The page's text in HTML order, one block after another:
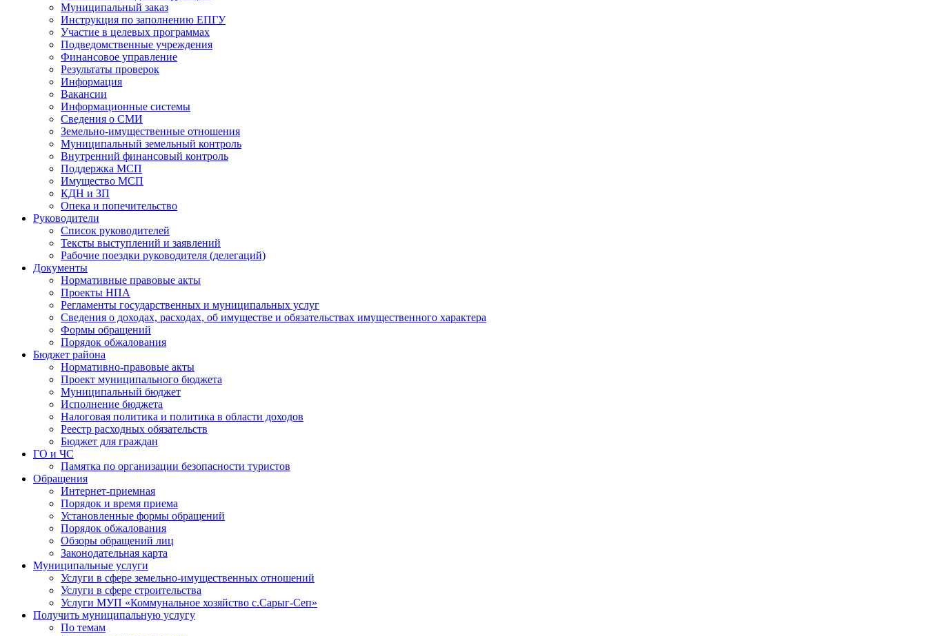
Муниципальный заказ
Инструкция по заполнению ЕПГУ
Участие в целевых программах
Подведомственные учреждения
Финансовое управление
Результаты проверок
Информация
Вакансии
Информационные системы
Сведения о СМИ
Земельно-имущественные отношения
Муниципальный земельный контроль
Внутренний финансовый контроль
Поддержка МСП
Имущество МСП
КДН и ЗП
Опека и попечительство
Руководители
Список руководителей
Тексты выступлений и заявлений
Рабочие поездки руководителя (делегаций)
Документы
Нормативные правовые акты
Проекты НПА
Регламенты государственных и муниципальных услуг
Сведения о доходах, расходах, об имуществе и обязательствах имущественного характера
Формы обращений
Порядок обжалования
Бюджет района
Нормативно-правовые акты
Проект муниципального бюджета
Муниципальный бюджет
Исполнение бюджета
Налоговая политика и политика в области доходов
Реестр расходных обязательств
Бюджет для граждан
ГО и ЧС
Памятка по организации безопасности туристов
Обращения
Интернет-приемная
Порядок и время приема
Установленные формы обращений
Порядок обжалования
Обзоры обращений лиц
Законодательная карта
Муниципальные услуги
Услуги в сфере земельно-имущественных отношений
Услуги в сфере строительства
Услуги МУП «Коммунальное хозяйство с.Сарыг-Сеп»
Получить муниципальную услугу
По темам